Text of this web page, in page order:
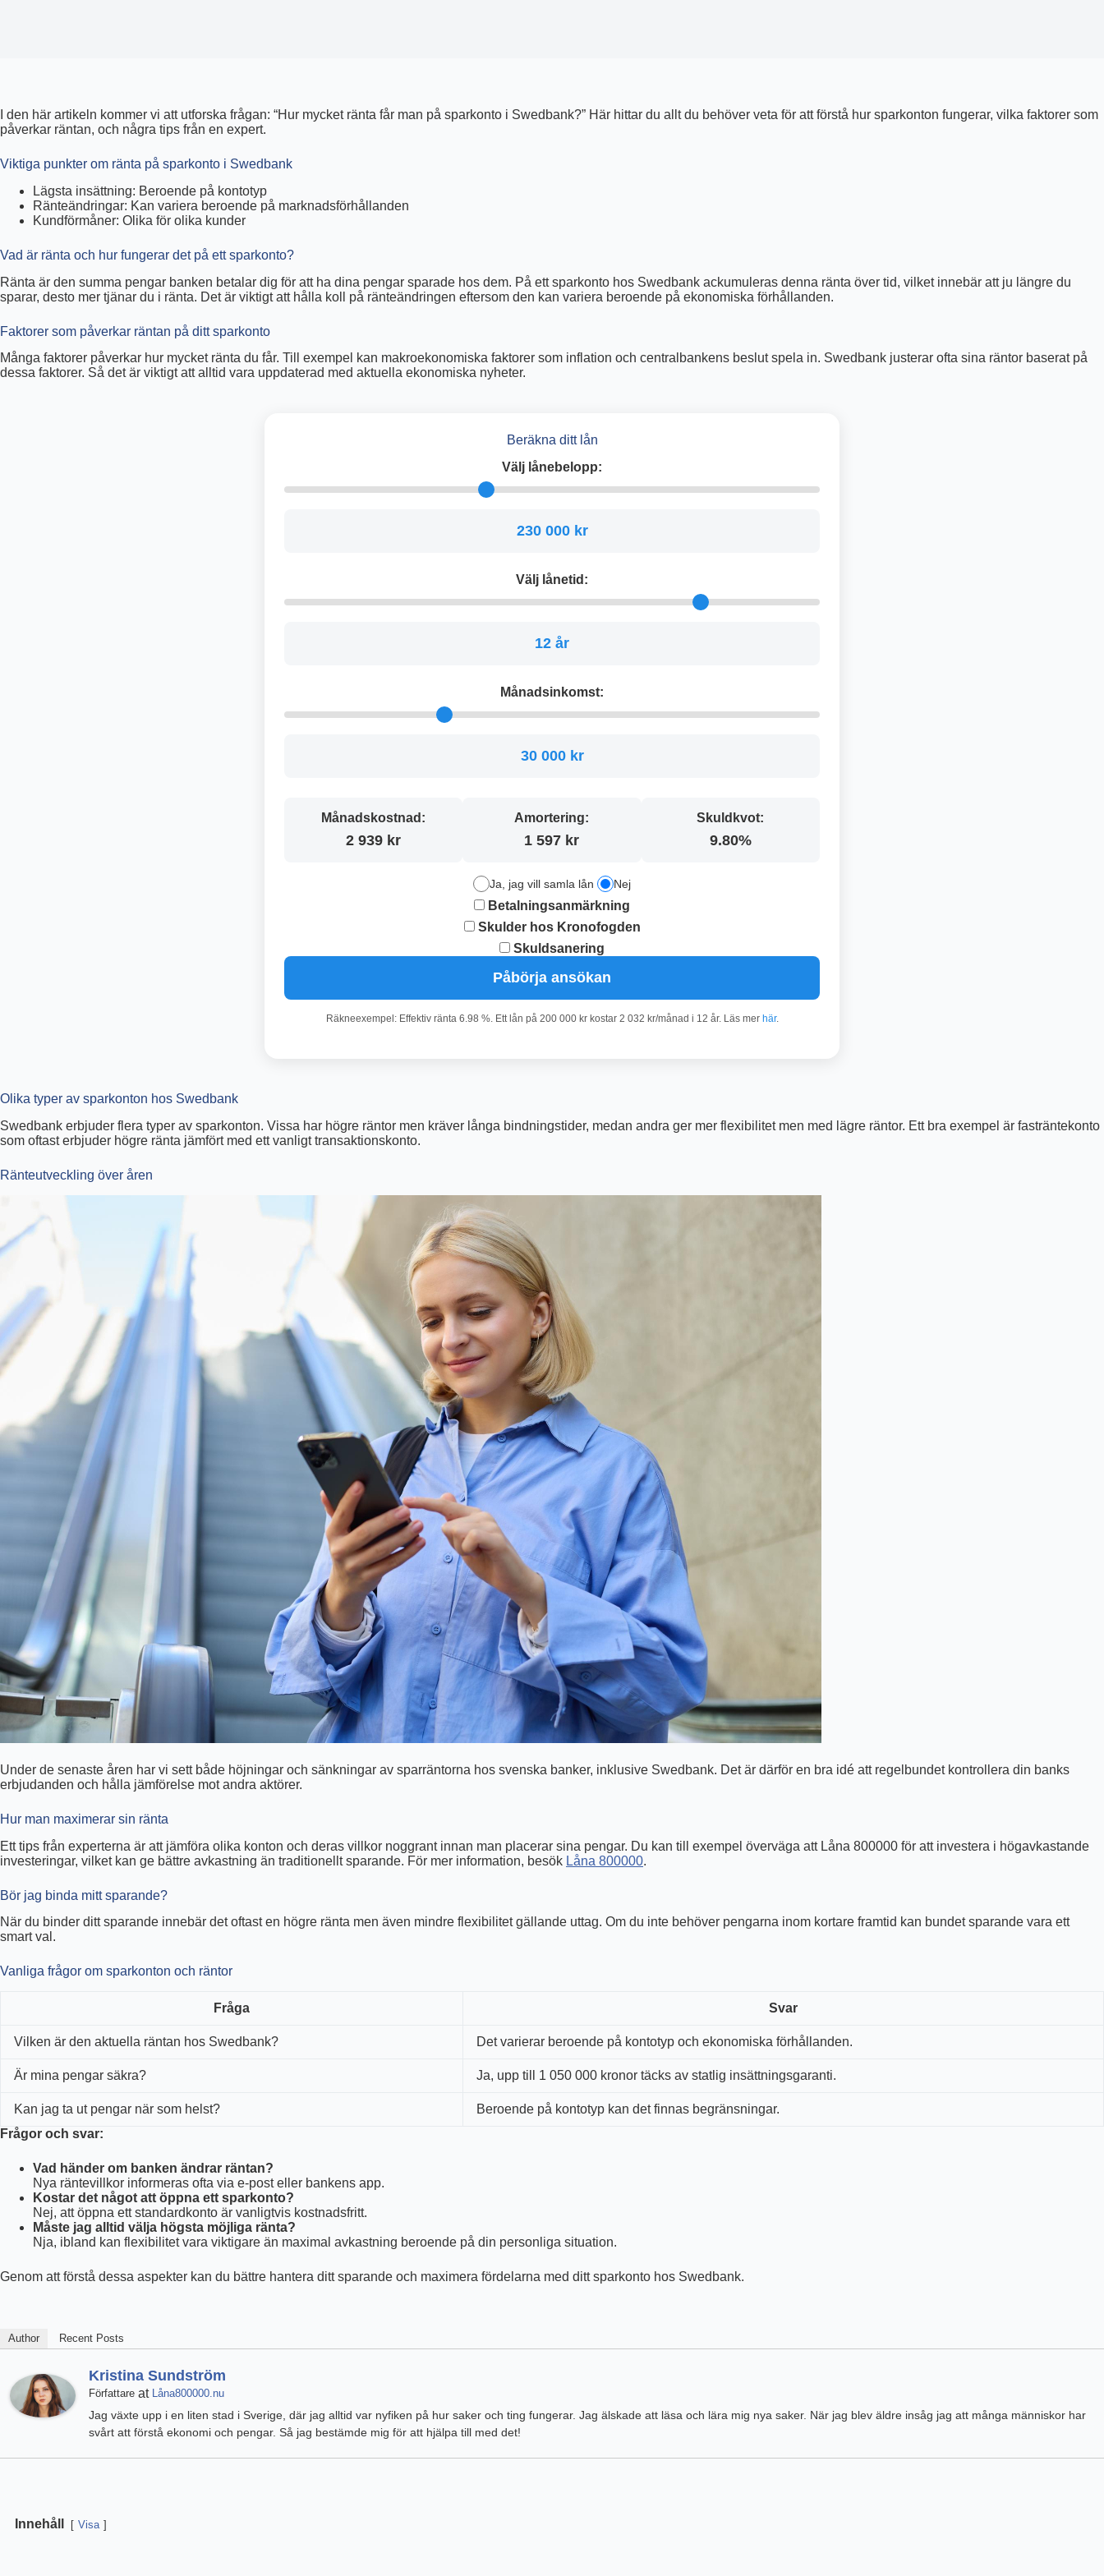
I den här artikeln kommer vi att utforska frågan: “Hur mycket ränta får man på sparkonto i Swedbank?” Här hittar du allt du behöver veta för att förstå hur sparkonton fungerar, vilka faktorer som
påverkar räntan, och några tips från en expert.
Viktiga punkter om ränta på sparkonto i Swedbank
Lägsta insättning: Beroende på kontotyp
Ränteändringar: Kan variera beroende på marknadsförhållanden
Kundförmåner: Olika för olika kunder
Vad är ränta och hur fungerar det på ett sparkonto?
Ränta är den summa pengar banken betalar dig för att ha dina pengar sparade hos dem. På ett sparkonto hos Swedbank ackumuleras denna ränta över tid, vilket innebär att ju längre du
sparar, desto mer tjänar du i ränta. Det är viktigt att hålla koll på ränteändringen eftersom den kan variera beroende på ekonomiska förhållanden.
Faktorer som påverkar räntan på ditt sparkonto
Många faktorer påverkar hur mycket ränta du får. Till exempel kan makroekonomiska faktorer som inflation och centralbankens beslut spela in. Swedbank justerar ofta sina räntor baserat på
dessa faktorer. Så det är viktigt att alltid vara uppdaterad med aktuella ekonomiska nyheter.
Beräkna ditt lån
Välj lånebelopp:
230 000 kr
Välj lånetid:
12 år
Månadsinkomst:
30 000 kr
Månadskostnad:
2 939 kr
Amortering:
1 597 kr
Skuldkvot:
9.80%
Ja, jag vill samla lån Nej
Betalningsanmärkning
Skulder hos Kronofogden
Skuldsanering
Påbörja ansökan
Räkneexempel: Effektiv ränta 6.98 %. Ett lån på 200 000 kr kostar 2 032 kr/månad i 12 år. Läs mer här.
Olika typer av sparkonton hos Swedbank
Swedbank erbjuder flera typer av sparkonton. Vissa har högre räntor men kräver långa bindningstider, medan andra ger mer flexibilitet men med lägre räntor. Ett bra exempel är fasträntekonto
som oftast erbjuder högre ränta jämfört med ett vanligt transaktionskonto.
Ränteutveckling över åren
Under de senaste åren har vi sett både höjningar och sänkningar av sparräntorna hos svenska banker, inklusive Swedbank. Det är därför en bra idé att regelbundet kontrollera din banks
erbjudanden och hålla jämförelse mot andra aktörer.
Hur man maximerar sin ränta
Ett tips från experterna är att jämföra olika konton och deras villkor noggrant innan man placerar sina pengar. Du kan till exempel överväga att Låna 800000 för att investera i högavkastande
investeringar, vilket kan ge bättre avkastning än traditionellt sparande. För mer information, besök Låna 800000.
Bör jag binda mitt sparande?
När du binder ditt sparande innebär det oftast en högre ränta men även mindre flexibilitet gällande uttag. Om du inte behöver pengarna inom kortare framtid kan bundet sparande vara ett
smart val.
Vanliga frågor om sparkonton och räntor
Fråga Svar
Vilken är den aktuella räntan hos Swedbank? Det varierar beroende på kontotyp och ekonomiska förhållanden.
Är mina pengar säkra? Ja, upp till 1 050 000 kronor täcks av statlig insättningsgaranti.
Kan jag ta ut pengar när som helst?
Beroende på kontotyp kan det finnas begränsningar.
Frågor och svar:
Vad händer om banken ändrar räntan?
Nya räntevillkor informeras ofta via e-post eller bankens app.
Kostar det något att öppna ett sparkonto?
Nej, att öppna ett standardkonto är vanligtvis kostnadsfritt.
Måste jag alltid välja högsta möjliga ränta?
Nja, ibland kan flexibilitet vara viktigare än maximal avkastning beroende på din personliga situation.
Genom att förstå dessa aspekter kan du bättre hantera ditt sparande och maximera fördelarna med ditt sparkonto hos Swedbank.
Author Recent Posts
Kristina Sundström
Författare at Låna800000.nu
Jag växte upp i en liten stad i Sverige, där jag alltid var nyfiken på hur saker och ting fungerar. Jag älskade att läsa och lära mig nya saker. När jag blev äldre insåg jag att många människor har
svårt att förstå ekonomi och pengar. Så jag bestämde mig för att hjälpa till med det!
Innehåll Visa